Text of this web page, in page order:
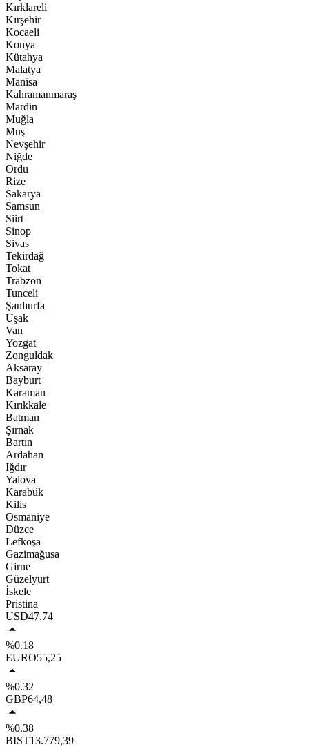
Kırklareli
Kırşehir
Kocaeli
Konya
Kütahya
Malatya
Manisa
Kahramanmaraş
Mardin
Muğla
Muş
Nevşehir
Niğde
Ordu
Rize
Sakarya
Samsun
Siirt
Sinop
Sivas
Tekirdağ
Tokat
Trabzon
Tunceli
Şanlıurfa
Uşak
Van
Yozgat
Zonguldak
Aksaray
Bayburt
Karaman
Kırıkkale
Batman
Şırnak
Bartın
Ardahan
Iğdır
Yalova
Karabük
Kilis
Osmaniye
Düzce
Lefkoşa
Gazimağusa
Girne
Güzelyurt
İskele
Pristina
USD47,74
%0.18
EURO55,25
%0.32
GBP64,48
%0.38
BIST13.779,39